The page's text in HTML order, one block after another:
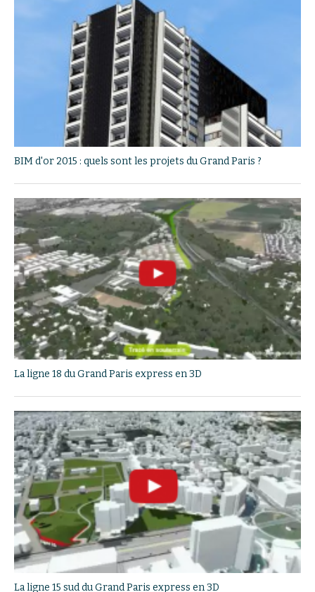
BIM d'or 2015 : quels sont les projets du Grand Paris ?
La ligne 18 du Grand Paris express en 3D
La ligne 15 sud du Grand Paris express en 3D